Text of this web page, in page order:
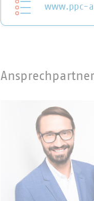
www.ppc-
Ansprechpartner